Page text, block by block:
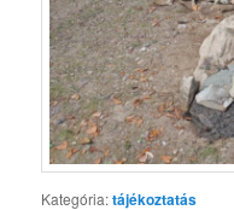
Kategória:tájékoztatás